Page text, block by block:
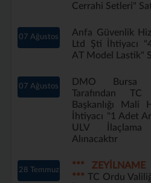
Cerrahi Setleri"
07 Ağustos
Anfa Güvenlik
Ltd Şti İhtiyacı
AT Model Lastik"
07 Ağustos
DMO Bursa
Tarafından TC
Başkanlığı Mali
İhtiyacı "1 Adet
ULV İlaçlama
Alınacaktır
28 Temmuz
*** ZEYİLNAME
***TC Ordu